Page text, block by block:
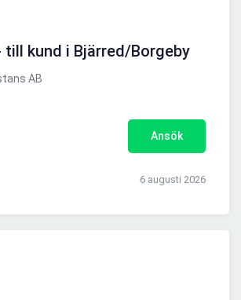
till kund i Bjärred/Borgeby
AB
Ansök
6 augusti 2026